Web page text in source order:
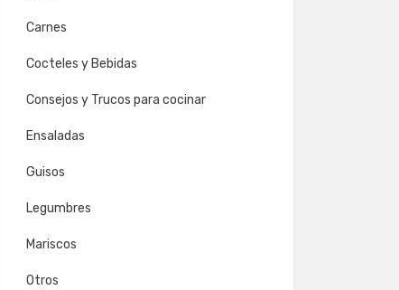
Carnes
Cocteles y Bebidas
Consejos y Trucos para cocinar
Ensaladas
Guisos
Legumbres
Mariscos
Otros